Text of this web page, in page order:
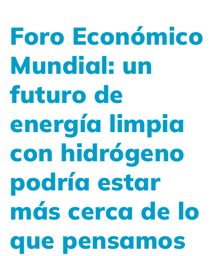
Foro Económico
Mundial: un
futuro de
energía limpia
con hidrógeno
podría estar
más cerca de lo
que pensamos